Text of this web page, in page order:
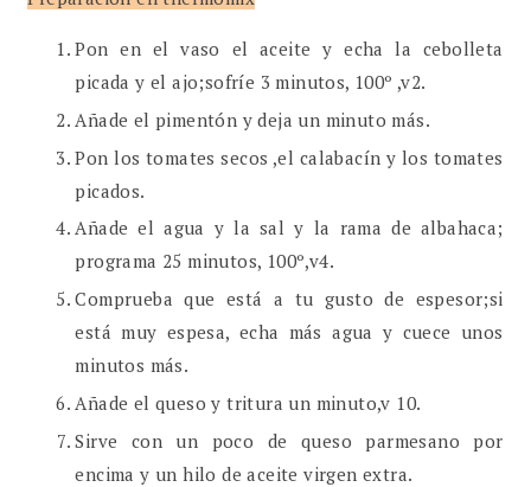
Pon en el vaso el aceite y echa la cebolleta
picada y el ajo;sofríe 3 minutos, 100º ,v2.
Añade el pimentón y deja un minuto más.
Pon los tomates secos ,el calabacín y los tomates
picados.
Añade el agua y la sal y la rama de albahaca;
programa 25 minutos, 100º,v4.
Comprueba que está a tu gusto de espesor;si
está muy espesa, echa más agua y cuece unos
minutos más.
Añade el queso y tritura un minuto,v 10.
Sirve con un poco de queso parmesano por
encima y un hilo de aceite virgen extra.